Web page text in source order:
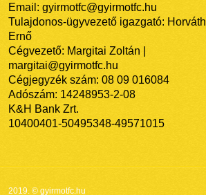
Email: gyirmotfc@gyirmotfc.hu
Tulajdonos-ügyvezető igazgató: Horváth
Ernő
Cégvezető: Margitai Zoltán |
margitai@gyirmotfc.hu
Cégjegyzék szám: 08 09 016084
Adószám: 14248953-2-08
K&H Bank Zrt.
10400401-50495348-49571015
2019. © gyirmotfc.hu